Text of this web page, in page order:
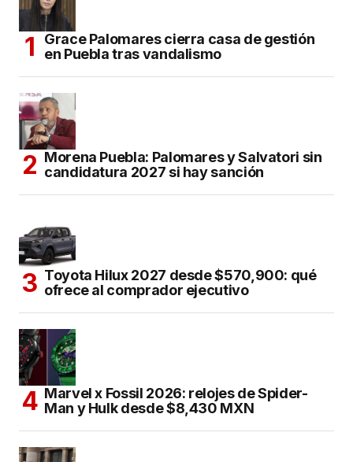
Grace Palomares cierra casa de gestión
en Puebla tras vandalismo
Morena Puebla: Palomares y Salvatori sin
candidatura 2027 si hay sanción
Toyota Hilux 2027 desde $570,900: qué
ofrece al comprador ejecutivo
Marvel x Fossil 2026: relojes de Spider-
Man y Hulk desde $8,430 MXN